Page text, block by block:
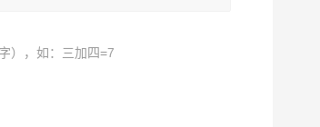
），如：三加四=7